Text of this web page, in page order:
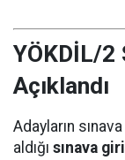
YÖKDİL/2
Açıklandı
Adayların
aldığı sınava